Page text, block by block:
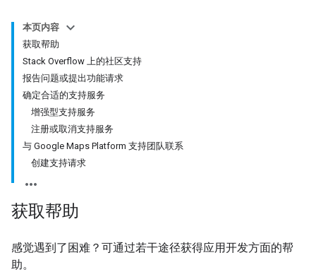
本页内容
获取帮助
Stack Overflow 上的社区支持
报告问题或提出功能请求
确定合适的支持服务
增强型支持服务
注册或取消支持服务
与 Google Maps Platform 支持团队联系
创建支持请求
获取帮助
感觉遇到了困难？可通过若干途径获得应用开发方面的帮
助。